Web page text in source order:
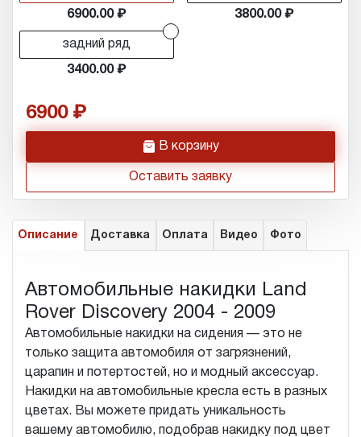
6900.00 3800.00
задний ряд
3400.00
6900
h В корзину
Оставить заявку
Описание Доставка Оплата Видео Фото
Автомобильные накидки Land
Rover Discovery 2004 - 2009
Автомобильные накидки на сидения — это не
только защита автомобиля от загрязнений,
царапин и потертостей, но и модный аксессуар.
Накидки на автомобильные кресла есть в разных
цветах. Вы можете придать уникальность
вашему автомобилю, подобрав накидку под цвет